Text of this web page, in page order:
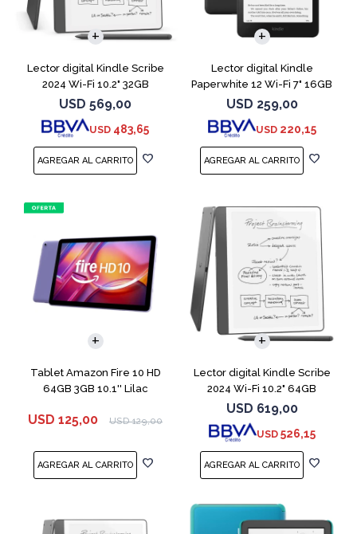
Lector digital Kindle Scribe
2024 Wi-Fi 10.2" 32GB
Tungsten
USD 569,00
USD 483,65
Lector digital Kindle
Paperwhite 12 Wi-Fi 7" 16GB
Negro
USD 259,00
USD 220,15
Tablet Amazon Fire 10 HD
64GB 3GB 10.1'' Lilac
USD 125,00 USD 129,00
Lector digital Kindle Scribe
2024 Wi-Fi 10.2" 64GB
Tungsten
USD 619,00
USD 526,15